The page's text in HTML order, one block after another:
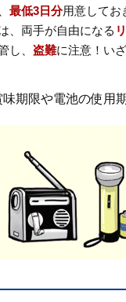
最低3日分用意してお
、両手が自由になる
し、 盗難に注意！い
期限や電池の使用